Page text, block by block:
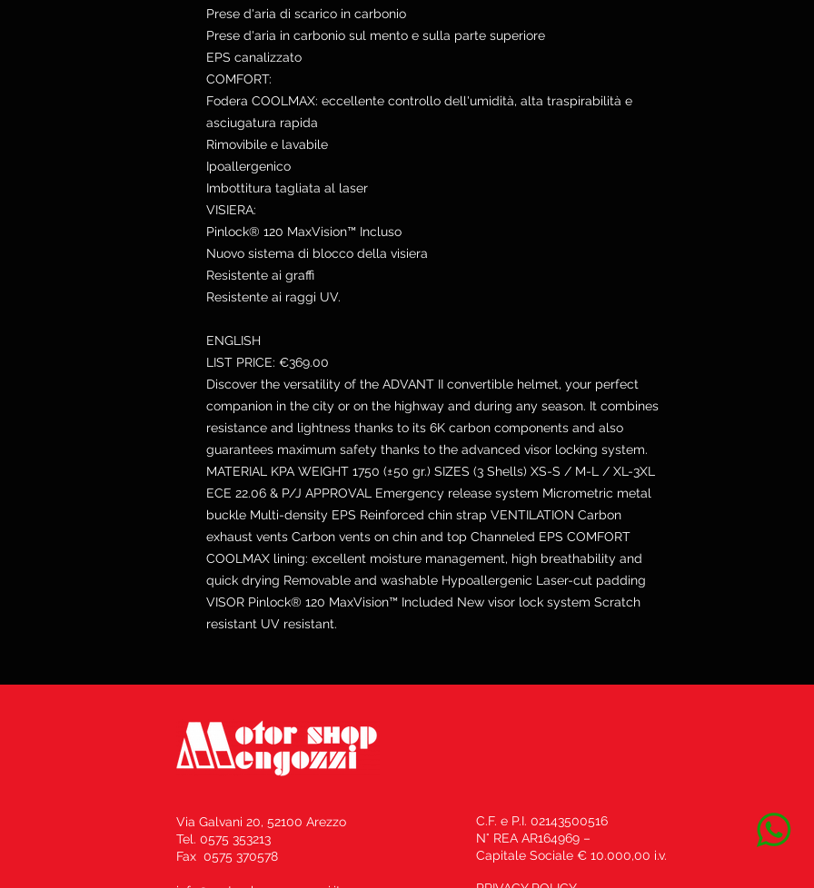
Prese d'aria di scarico in carbonio
Prese d'aria in carbonio sul mento e sulla parte superiore
EPS canalizzato
COMFORT:
Fodera COOLMAX: eccellente controllo dell'umidità, alta traspirabilità e
asciugatura rapida
Rimovibile e lavabile
Ipoallergenico
Imbottitura tagliata al laser
VISIERA:
Pinlock® 120 MaxVision™ Incluso
Nuovo sistema di blocco della visiera
Resistente ai graffi
Resistente ai raggi UV.
ENGLISH
LIST PRICE: €369.00
Discover the versatility of the ADVANT II convertible helmet, your perfect
companion in the city or on the highway and during any season. It combines
resistance and lightness thanks to its 6K carbon components and also
guarantees maximum safety thanks to the advanced visor locking system.
MATERIAL KPA WEIGHT 1750 (±50 gr.) SIZES (3 Shells) XS-S / M-L / XL-3XL
ECE 22.06 & P/J APPROVAL Emergency release system Micrometric metal
buckle Multi-density EPS Reinforced chin strap VENTILATION Carbon
exhaust vents Carbon vents on chin and top Channeled EPS COMFORT
COOLMAX lining: excellent moisture management, high breathability and
quick drying Removable and washable Hypoallergenic Laser-cut padding
VISOR Pinlock® 120 MaxVision™ Included New visor lock system Scratch
resistant UV resistant.
Via Galvani 20, 52100 Arezzo
Tel. 0575 353213
Fax 0575 370578
C.F. e P.I. 02143500516
N° REA AR164969 –
Capitale Sociale € 10.000,00 i.v.